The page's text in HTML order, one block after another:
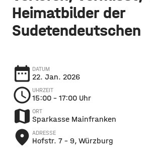
Heimatbilder der
Sudetendeutschen
date_range DATUM
22. Jan. 2026
schedule UHRZEIT
15:00 – 17:00 Uhr
map ORT
Sparkasse Mainfranken
place ADRESSE
Hofstr. 7 - 9, Würzburg